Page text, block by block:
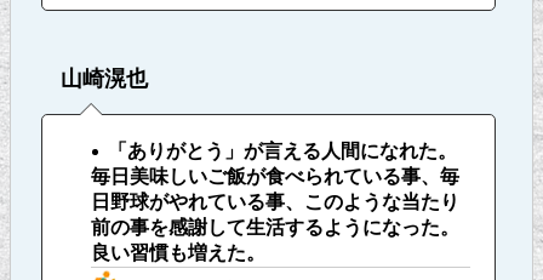
山崎滉也
「ありがとう」が言える人間になれた。
毎日美味しいご飯が食べられている事、毎
日野球がやれている事、このような当たり
前の事を感謝して生活するようになった。
良い習慣も増えた。